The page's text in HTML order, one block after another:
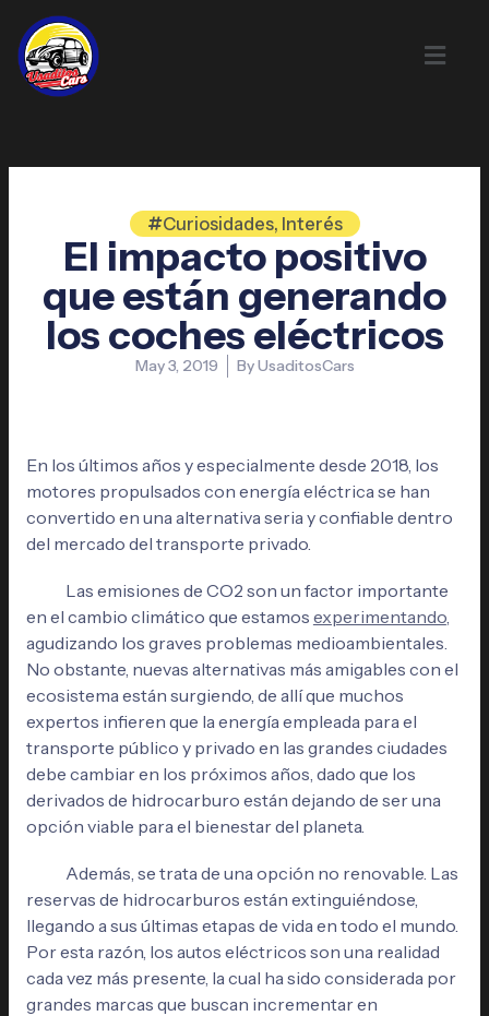
content
Curiosidades, Interés
El impacto positivo
que están generando
los coches eléctricos
May 3, 2019 ByUsaditosCars
En los últimos años y especialmente desde 2018, los
motores propulsados con energía eléctrica se han
convertido en una alternativa seria y confiable dentro
del mercado del transporte privado.
Las emisiones de CO2 son un factor importante
en el cambio climático que estamos experimentando,
agudizando los graves problemas medioambientales.
No obstante, nuevas alternativas más amigables con el
ecosistema están surgiendo, de allí que muchos
expertos infieren que la energía empleada para el
transporte público y privado en las grandes ciudades
debe cambiar en los próximos años, dado que los
derivados de hidrocarburo están dejando de ser una
opción viable para el bienestar del planeta.
Además, se trata de una opción no renovable. Las
reservas de hidrocarburos están extinguiéndose,
llegando a sus últimas etapas de vida en todo el mundo.
Por esta razón, los autos eléctricos son una realidad
cada vez más presente, la cual ha sido considerada por
grandes marcas que buscan incrementar en